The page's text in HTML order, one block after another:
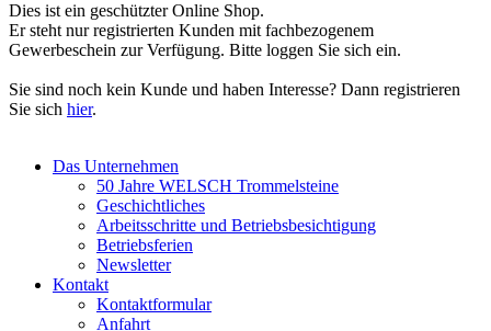
Dies ist ein geschützter Online Shop.
Er steht nur registrierten Kunden mit fachbezogenem
Gewerbeschein zur Verfügung. Bitte loggen Sie sich ein.
Sie sind noch kein Kunde und haben Interesse? Dann registrieren
Sie sich hier.
Das Unternehmen
50 Jahre WELSCH Trommelsteine
Geschichtliches
Arbeitsschritte und Betriebsbesichtigung
Betriebsferien
Newsletter
Kontakt
Kontaktformular
Anfahrt